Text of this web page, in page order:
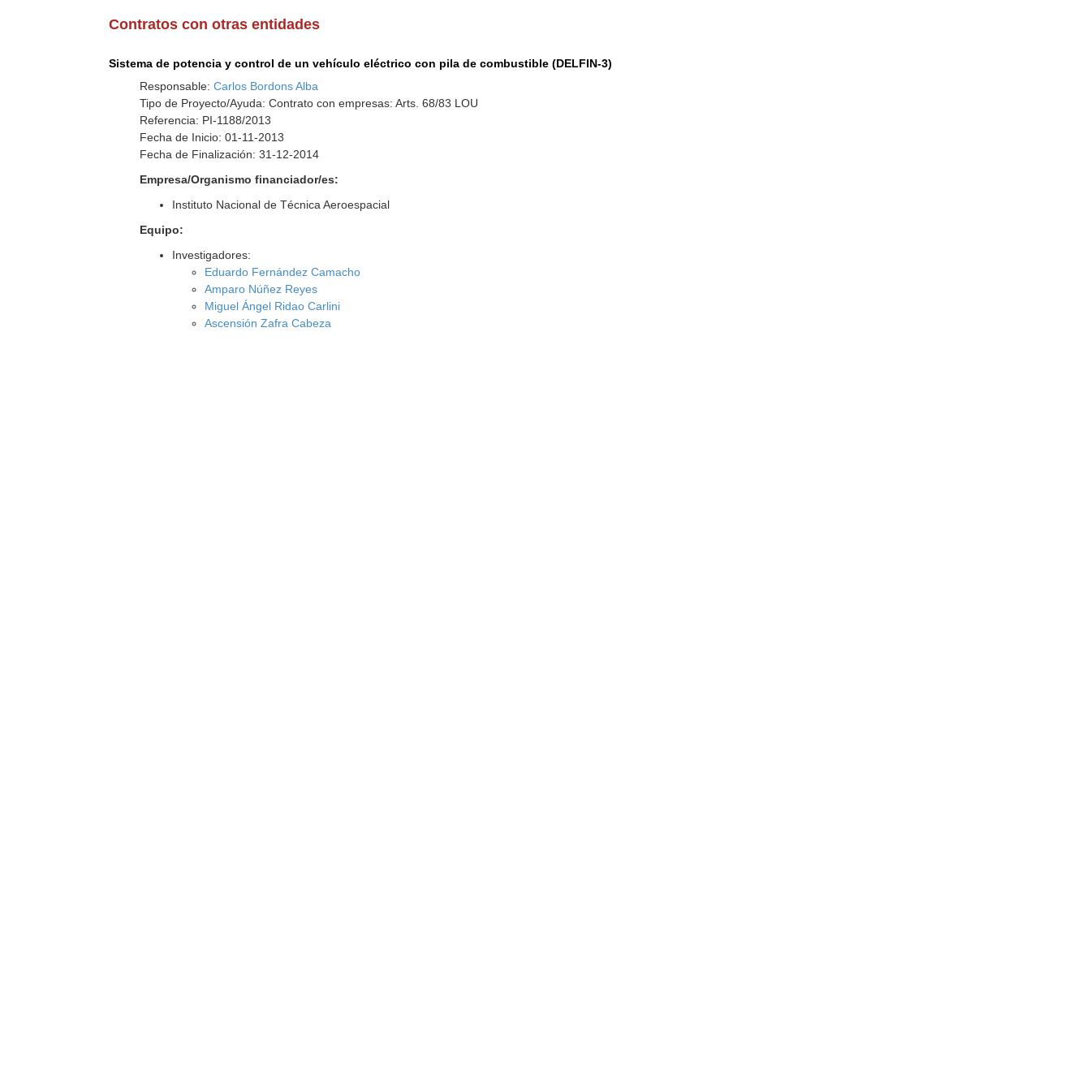
Contratos con otras entidades
Sistema de potencia y control de un vehículo eléctrico con pila de combustible (DELFIN-3)
Responsable:Carlos Bordons Alba
Tipo de Proyecto/Ayuda: Contrato con empresas: Arts. 68/83 LOU
Referencia: PI-1188/2013
Fecha de Inicio: 01-11-2013
Fecha de Finalización: 31-12-2014
Empresa/Organismo financiador/es:
Instituto Nacional de Técnica Aeroespacial
Equipo:
Investigadores:
Eduardo Fernández Camacho
Amparo Núñez Reyes
Miguel Ángel Ridao Carlini
Ascensión Zafra Cabeza